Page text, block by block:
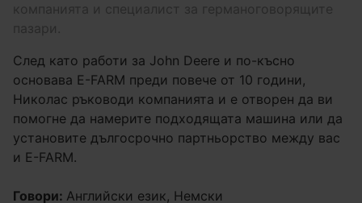
компанията и специалист за германоговорящите
пазари.
След като работи за John Deere и по-късно
основава E-FARM преди повече от 10 години,
Николас ръководи компанията и е отворен да ви
помогне да намерите подходящата машина или да
установите дългосрочно партньорство между вас
и E-FARM.
Говори: Английски език, Немски